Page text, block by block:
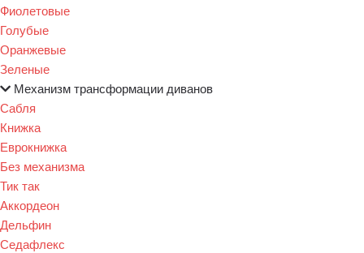
Фиолетовые
Голубые
Оранжевые
Зеленые
Механизм трансформации диванов
Сабля
Книжка
Еврокнижка
Без механизма
Тик так
Аккордеон
Дельфин
Седафлекс